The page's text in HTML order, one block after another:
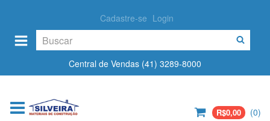
Cadastre-se Login
Central de Vendas (41) 3289-8000
(0)
R$0,00